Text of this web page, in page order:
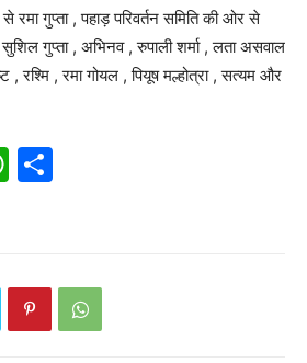
गुप्ता , पहाड़ परिवर्तन समिति की ओर से
सुशिल गुप्ता , अभिनव , रुपाली शर्मा , लता असवाल
, रश्मि , रमा गोयल , पियूष मल्होत्रा , सत्यम और
W
A
p